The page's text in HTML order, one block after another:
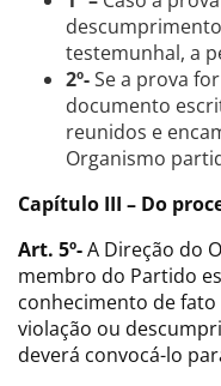
testemunhal, a
2º-Se a prova
documento
reunidos e
Organismo
Capítulo III – Do
Art. 5º-A Direção do
membro do Partido
conhecimento de
violação ou
deverá convocá-lo